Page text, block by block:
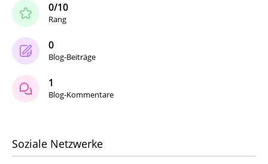
0/10
Rang
0
Blog-Beiträge
1
Blog-Kommentare
Soziale Netzwerke